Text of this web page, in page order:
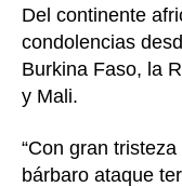
Del continente
condolencias
Burkina Faso, la
y Mali.
“Con gran
bárbaro ataque